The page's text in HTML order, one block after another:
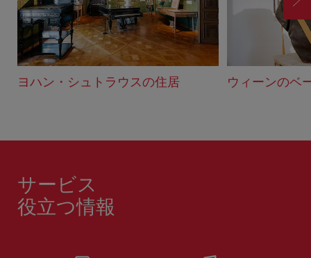
ヨハン・シュトラウスの住居 ウィーンのベ
進
む
サービス
役立つ情報